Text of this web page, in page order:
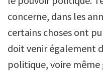
concerne, dans les
certains choses ont
doit venir également
politique, voire